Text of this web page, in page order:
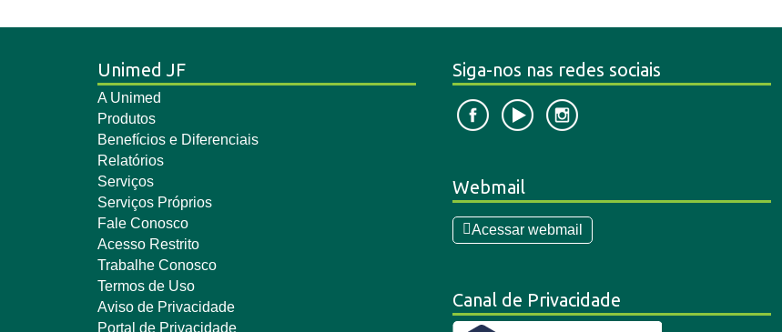
Unimed JF
A Unimed
Produtos
Benefícios e Diferenciais
Relatórios
Serviços
Serviços Próprios
Fale Conosco
Acesso Restrito
Trabalhe Conosco
Termos de Uso
Aviso de Privacidade
Portal de Privacidade
Siga-nos nas redes sociais
Webmail
Acessar webmail
Canal de Privacidade